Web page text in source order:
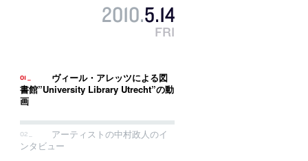
2010.5.14
FRI
ヴィール・アレッツによる図
書館”University Library Utrecht”の動
画
アーティストの中村政人のイ
ンタビュー